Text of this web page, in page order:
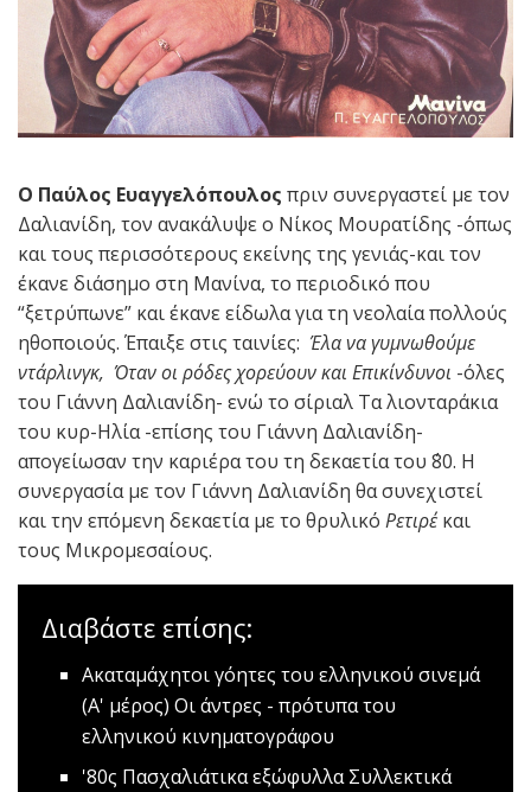
Ο Παύλος Ευαγγελόπουλος πριν συνεργαστεί με τον
Δαλιανίδη, τον ανακάλυψε ο Νίκος Μουρατίδης -όπως
και τους περισσότερους εκείνης της γενιάς-και τον
έκανε διάσημο στη Μανίνα, το περιοδικό που
“ξετρύπωνε” και έκανε είδωλα για τη νεολαία πολλούς
ηθοποιούς. Έπαιξε στις ταινίες: Έλα να γυμνωθούμε
ντάρλινγκ, Όταν οι ρόδες χορεύουν και Επικίνδυνοι -όλες
του Γιάννη Δαλιανίδη- ενώ το σίριαλ Τα λιονταράκια
του κυρ-Ηλία -επίσης του Γιάννη Δαλιανίδη-
απογείωσαν την καριέρα του τη δεκαετία του ΄80. Η
συνεργασία με τον Γιάννη Δαλιανίδη θα συνεχιστεί
και την επόμενη δεκαετία με το θρυλικό Ρετιρέ και
τους Μικρομεσαίους.
Διαβάστε επίσης:
Ακαταμάχητοι γόητες του ελληνικού σινεμά
(Α' μέρος) Oι άντρες - πρότυπα του
ελληνικού κινηματογράφου
'80ς Πασχαλιάτικα εξώφυλλαΣυλλεκτικά